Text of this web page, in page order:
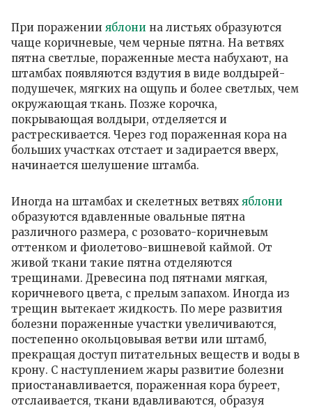
При поражении яблони на листьях образуются
чаще коричневые, чем черные пятна. На ветвях
пятна светлые, пораженные места набухают, на
штамбах появляются вздутия в виде волдырей-
подушечек, мягких на ощупь и более светлых, чем
окружающая ткань. Позже корочка,
покрывающая волдыри, отделяется и
растрескивается. Через год пораженная кора на
больших участках отстает и задирается вверх,
начинается шелушение штамба.
Иногда на штамбах и скелетных ветвях яблони
образуются вдавленные овальные пятна
различного размера, с розовато-коричневым
оттенком и фиолетово-вишневой каймой. От
живой ткани такие пятна отделяются
трещинами. Древесина под пятнами мягкая,
коричневого цвета, с прелым запахом. Иногда из
трещин вытекает жидкость. По мере развития
болезни пораженные участки увеличиваются,
постепенно окольцовывая ветви или штамб,
прекращая доступ питательных веществ и воды в
крону. С наступлением жары развитие болезни
приостанавливается, пораженная кора буреет,
отслаивается, ткани вдавливаются, образуя